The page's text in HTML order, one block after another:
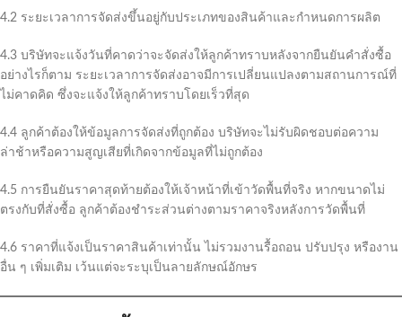
4.2 ระยะเวลาการจัดส่งขึ้นอยู่กับประเภทของสินค้าและกำหนดการผลิต
4.3 บริษัทจะแจ้งวันที่คาดว่าจะจัดส่งให้ลูกค้าทราบหลังจากยืนยันคำสั่งซื้อ
อย่างไรก็ตาม ระยะเวลาการจัดส่งอาจมีการเปลี่ยนแปลงตามสถานการณ์ที่
ไม่คาดคิด ซึ่งจะแจ้งให้ลูกค้าทราบโดยเร็วที่สุด
4.4 ลูกค้าต้องให้ข้อมูลการจัดส่งที่ถูกต้อง บริษัทจะไม่รับผิดชอบต่อความ
ล่าช้าหรือความสูญเสียที่เกิดจากข้อมูลที่ไม่ถูกต้อง
4.5 การยืนยันราคาสุดท้ายต้องให้เจ้าหน้าที่เข้าวัดพื้นที่จริง หากขนาดไม่
ตรงกับที่สั่งซื้อ ลูกค้าต้องชำระส่วนต่างตามราคาจริงหลังการวัดพื้นที่
4.6 ราคาที่แจ้งเป็นราคาสินค้าเท่านั้น ไม่รวมงานรื้อถอน ปรับปรุง หรืองาน
อื่น ๆ เพิ่มเติม เว้นแต่จะระบุเป็นลายลักษณ์อักษร